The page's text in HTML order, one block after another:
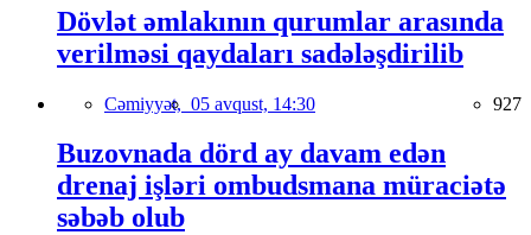
Dövlət əmlakının qurumlar arasında
verilməsi qaydaları sadələşdirilib
Cəmiyyət, 05 avqust, 14:30 927
Buzovnada dörd ay davam edən
drenaj işləri ombudsmana müraciətə
səbəb olub